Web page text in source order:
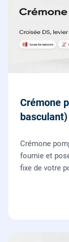
Crémone
basculant)
Crémone
fournie et
fixe de votre